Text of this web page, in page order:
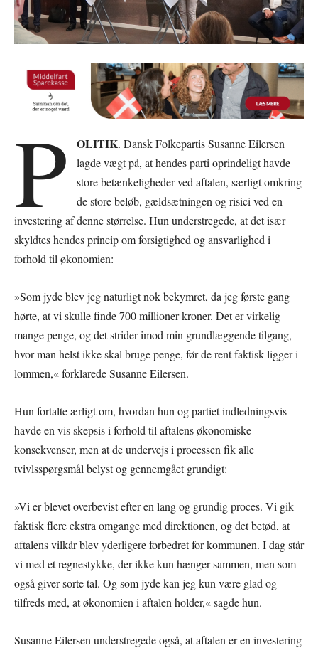
P OLITIK. Dansk Folkepartis Susanne Eilersen
lagde vægt på, at hendes parti oprindeligt havde
store betænkeligheder ved aftalen, særligt omkring
de store beløb, gældsætningen og risici ved en
investering af denne størrelse. Hun understregede, at det især
skyldtes hendes princip om forsigtighed og ansvarlighed i
forhold til økonomien:
»Som jyde blev jeg naturligt nok bekymret, da jeg første gang
hørte, at vi skulle finde 700 millioner kroner. Det er virkelig
mange penge, og det strider imod min grundlæggende tilgang,
hvor man helst ikke skal bruge penge, før de rent faktisk ligger i
lommen,« forklarede Susanne Eilersen.
Hun fortalte ærligt om, hvordan hun og partiet indledningsvis
havde en vis skepsis i forhold til aftalens økonomiske
konsekvenser, men at de undervejs i processen fik alle
tvivlsspørgsmål belyst og gennemgået grundigt:
»Vi er blevet overbevist efter en lang og grundig proces. Vi gik
faktisk flere ekstra omgange med direktionen, og det betød, at
aftalens vilkår blev yderligere forbedret for kommunen. I dag står
vi med et regnestykke, der ikke kun hænger sammen, men som
også giver sorte tal. Og som jyde kan jeg kun være glad og
tilfreds med, at økonomien i aftalen holder,« sagde hun.
Susanne Eilersen understregede også, at aftalen er en investering